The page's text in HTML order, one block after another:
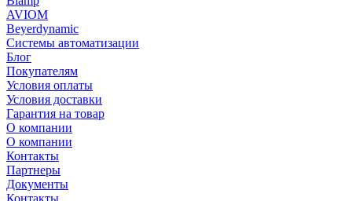
AVIOM
Beyerdynamic
Системы автоматизации
Блог
Покупателям
Условия оплаты
Условия доставки
Гарантия на товар
О компании
О компании
Контакты
Партнеры
Документы
Контакты